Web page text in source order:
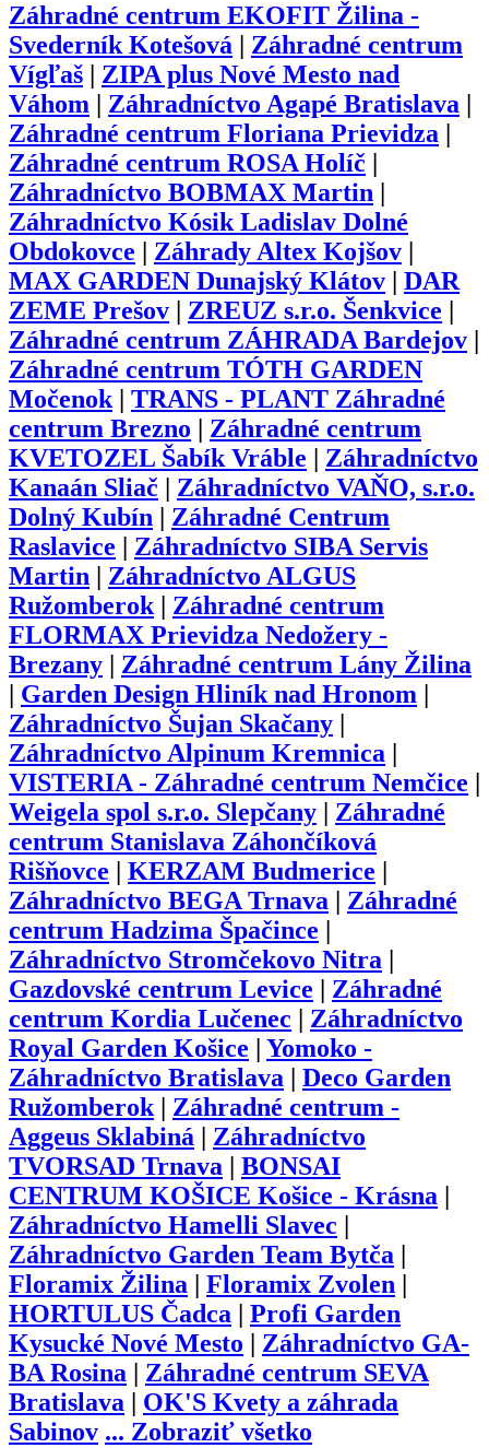
Záhradné centrum EKOFIT Žilina -
Svederník Kotešová
Záhradné centrum
Vígľaš
ZIPA plus Nové Mesto nad
Váhom
Záhradníctvo Agapé Bratislava
Záhradné centrum Floriana Prievidza
Záhradné centrum ROSA Holíč
Záhradníctvo BOBMAX Martin
Záhradníctvo Kósik Ladislav Dolné
Obdokovce
Záhrady Altex Kojšov
MAX GARDEN Dunajský Klátov
DAR
ZEME Prešov
ZREUZ s.r.o. Šenkvice
Záhradné centrum ZÁHRADA Bardejov
Záhradné centrum TÓTH GARDEN
Močenok| TRANS - PLANT Záhradné
centrum Brezno
Záhradné centrum
KVETOZEL Šabík Vráble
Záhradníctvo
Kanaán Sliač
Záhradníctvo VAŇO, s.r.o.
Dolný Kubín
Záhradné Centrum
Raslavice
Záhradníctvo SIBA Servis
Martin
Záhradníctvo ALGUS
Ružomberok| Záhradné centrum
FLORMAX Prievidza Nedožery -
Brezany
Záhradné centrum Lány Žilina
Garden Design Hliník nad Hronom
Záhradníctvo Šujan Skačany
Záhradníctvo Alpinum Kremnica
VISTERIA - Záhradné centrum Nemčice
Weigela spol s.r.o. Slepčany
Záhradné
centrum Stanislava Záhončíková
Rišňovce
KERZAM Budmerice
Záhradníctvo BEGA Trnava
Záhradné
centrum Hadzima Špačince
Záhradníctvo Stromčekovo Nitra
Gazdovské centrum Levice
Záhradné
centrum Kordia Lučenec
Záhradníctvo
Royal Garden Košice
Yomoko -
Záhradníctvo Bratislava
Deco Garden
Ružomberok| Záhradné centrum -
Aggeus Sklabiná
Záhradníctvo
TVORSAD Trnava
BONSAI
CENTRUM KOŠICE Košice - Krásna
Záhradníctvo Hamelli Slavec
Záhradníctvo Garden Team Bytča
Floramix Žilina
Floramix Zvolen
HORTULUS Čadca
Profi Garden
Kysucké Nové Mesto
Záhradníctvo GA-
BA Rosina
Záhradné centrum SEVA
Bratislava
OK'S Kvety a záhrada
Sabinov ... Zobraziť všetko